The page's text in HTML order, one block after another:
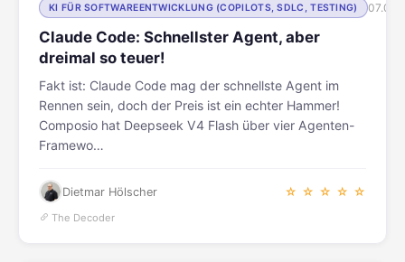
KI FÜR SOFTWAREENTWICKLUNG (COPILOTS, SDLC, TESTING)
Claude Code: Schnellster Agent, aber
dreimal so teuer!
Fakt ist: Claude Code mag der schnellste Agent im
Rennen sein, doch der Preis ist ein echter Hammer!
Composio hat Deepseek V4 Flash über vier Agenten-
Framewo…
Dietmar Hölscher ☆ ☆ ☆ ☆ ☆
The Decoder